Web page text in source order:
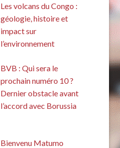
Les volcans du Congo :
géologie, histoire et
impact sur
l’environnement
BVB : Qui sera le
prochain numéro 10 ?
Dernier obstacle avant
l’accord avec Borussia
Bienvenu Matumo